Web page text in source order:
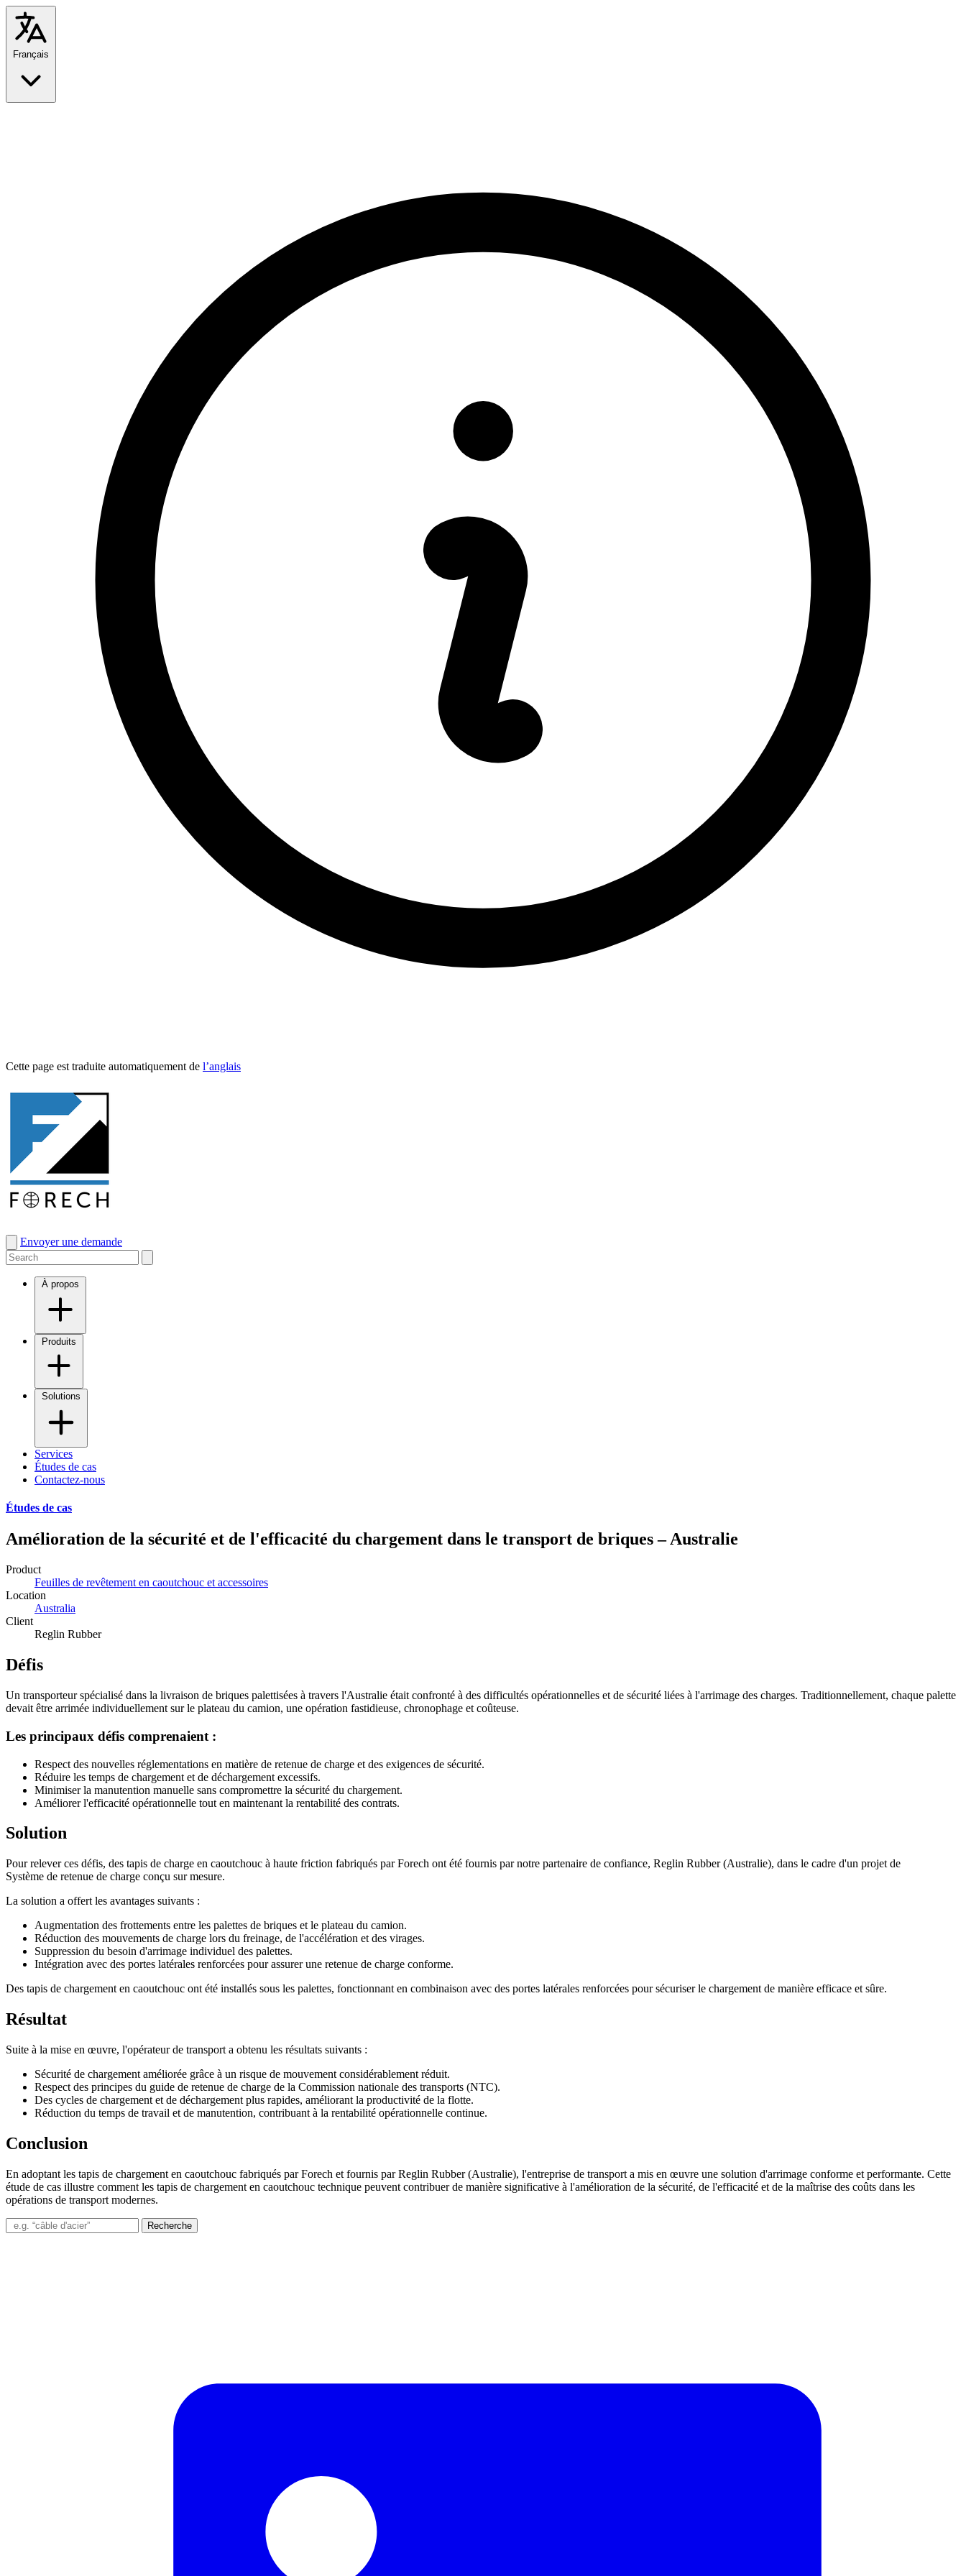
Cette page est traduite automa­tique­ment de l’anglais
Envoyer une demande
Services
Études de cas
Contactez-nous
Études de cas
Amélioration de la sécurité et de l'efficacité du chargement dans le transport de briques – Australie
Product
Feuilles de revêtement en caoutchouc et accessoires
Location
Australia
Client
Reglin Rubber
Défis
Un transporteur spécialisé dans la livraison de briques palettisées à travers l'Australie était confronté à des difficultés opérationnelles et de sécurité liées à l'arrimage des charges. Traditionnellement, chaque palette
devait être arrimée individuellement sur le plateau du camion, une opération fastidieuse, chronophage et coûteuse.
Les principaux défis comprenaient :
Respect des nouvelles réglementations en matière de retenue de charge et des exigences de sécurité.
Réduire les temps de chargement et de déchargement excessifs.
Minimiser la manutention manuelle sans compromettre la sécurité du chargement.
Améliorer l'efficacité opérationnelle tout en maintenant la rentabilité des contrats.
Solution
Pour relever ces défis, des tapis de charge en caoutchouc à haute friction fabriqués par Forech ont été fournis par notre partenaire de confiance, Reglin Rubber (Australie), dans le cadre d'un projet de
Système de retenue de charge conçu sur mesure.
La solution a offert les avantages suivants :
Augmentation des frottements entre les palettes de briques et le plateau du camion.
Réduction des mouvements de charge lors du freinage, de l'accélération et des virages.
Suppression du besoin d'arrimage individuel des palettes.
Intégration avec des portes latérales renforcées pour assurer une retenue de charge conforme.
Des tapis de chargement en caoutchouc ont été installés sous les palettes, fonctionnant en combinaison avec des portes latérales renforcées pour sécuriser le chargement de manière efficace et sûre.
Résultat
Suite à la mise en œuvre, l'opérateur de transport a obtenu les résultats suivants :
Sécurité de chargement améliorée grâce à un risque de mouvement considérablement réduit.
Respect des principes du guide de retenue de charge de la Commission nationale des transports (NTC).
Des cycles de chargement et de déchargement plus rapides, améliorant la productivité de la flotte.
Réduction du temps de travail et de manutention, contribuant à la rentabilité opérationnelle continue.
Conclusion
En adoptant les tapis de chargement en caoutchouc fabriqués par Forech et fournis par Reglin Rubber (Australie), l'entreprise de transport a mis en œuvre une solution d'arrimage conforme et performante. Cette
étude de cas illustre comment les tapis de chargement en caoutchouc technique peuvent contribuer de manière significative à l'amélioration de la sécurité, de l'efficacité et de la maîtrise des coûts dans les
opérations de transport modernes.
Recherche